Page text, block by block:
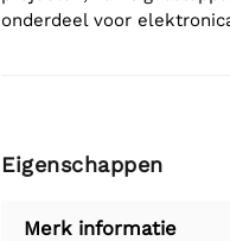
onderdeel voor
Eigenschappen
Merk informatie